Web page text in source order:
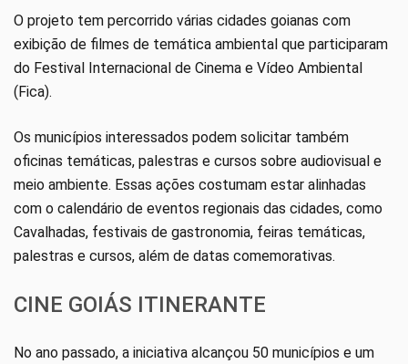
O projeto tem percorrido várias cidades goianas com
exibição de filmes de temática ambiental que participaram
do Festival Internacional de Cinema e Vídeo Ambiental
(Fica).
Os municípios interessados podem solicitar também
oficinas temáticas, palestras e cursos sobre audiovisual e
meio ambiente. Essas ações costumam estar alinhadas
com o calendário de eventos regionais das cidades, como
Cavalhadas, festivais de gastronomia, feiras temáticas,
palestras e cursos, além de datas comemorativas.
CINE GOIÁS ITINERANTE
No ano passado, a iniciativa alcançou 50 municípios e um